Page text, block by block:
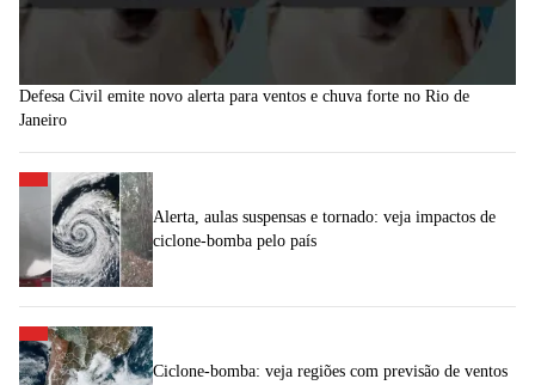
Defesa Civil emite novo alerta para ventos e chuva forte no Rio de
Janeiro
Alerta, aulas suspensas e tornado: veja impactos de
ciclone-bomba pelo país
Ciclone-bomba: veja regiões com previsão de ventos